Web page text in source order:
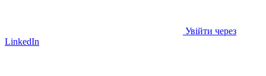
Увійти через
LinkedIn